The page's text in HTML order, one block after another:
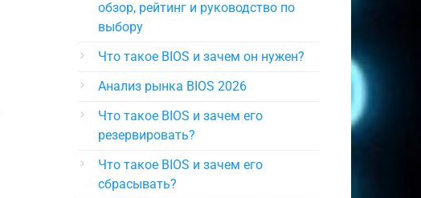
обзор, рейтинг и руководство по
выбору
Что такое BIOS и зачем он нужен?
Анализ рынка BIOS 2026
Что такое BIOS и зачем его
резервировать?
Что такое BIOS и зачем его
сбрасывать?